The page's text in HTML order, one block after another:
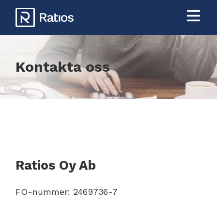
huvudinnehåll
Kontakta oss
Ratios Oy Ab
FO-nummer: 2469736-7